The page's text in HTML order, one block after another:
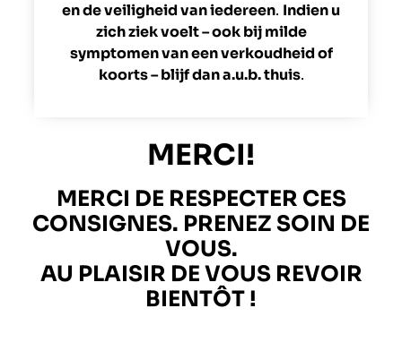
en de veiligheid van iedereen. Indien u
zich ziek voelt – ook bij milde
symptomen van een verkoudheid of
koorts – blijf dan a.u.b. thuis.
MERCI!
MERCI DE RESPECTER CES
CONSIGNES. PRENEZ SOIN DE
VOUS.
AU PLAISIR DE VOUS REVOIR
BIENTÔT !